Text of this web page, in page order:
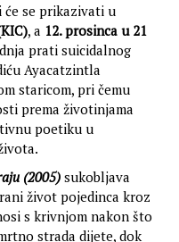
će se prikazivati u
, a 12. prosinca u 21
prati suicidalnog
Ayacatzintla
staricom, pri čemu
prema životinjama
poetiku u
(2005) sukobljava
život pojedinca kroz
s krivnjom nakon što
strada dijete, dok